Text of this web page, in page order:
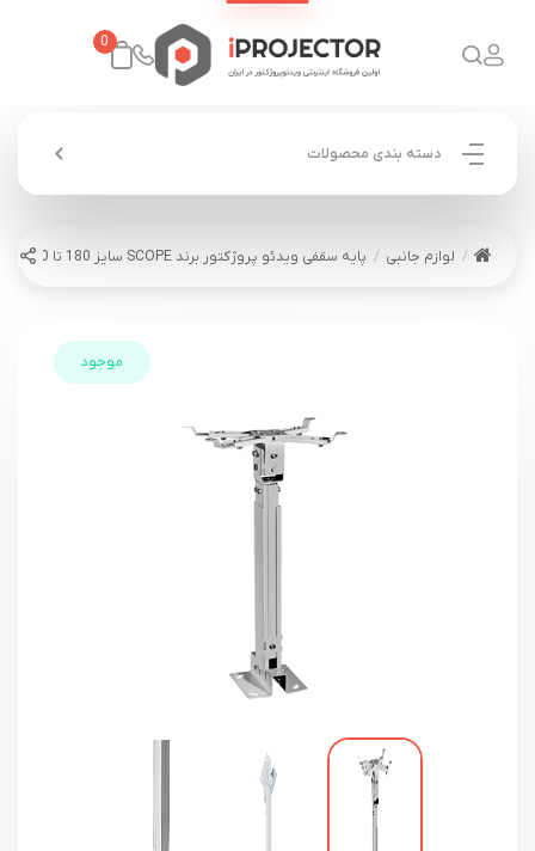
0
دسته بندی محصولات
لوازم جانبی پایه سقفی ویدئو پروژکتور برند SCOPE سایز 180 تا 100 سانت
موجود